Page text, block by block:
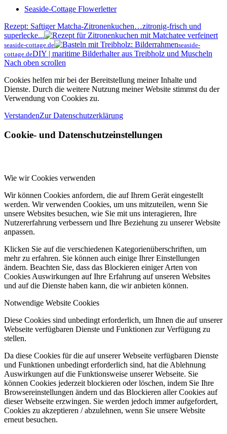
Seaside-Cottage Flowerletter
Rezept: Saftiger Matcha-Zitronenkuchen…zitronig-frisch und
superlecke...
seaside-cottage.de
seaside-
cottage.deDIY | maritime Bilderhalter aus Treibholz und Muscheln
Nach oben scrollen
Cookies helfen mir bei der Bereitstellung meiner Inhalte und
Dienste. Durch die weitere Nutzung meiner Website stimmst du der
Verwendung von Cookies zu.
VerstandenZur Datenschutzerklärung
Cookie- und Datenschutzeinstellungen
Wie wir Cookies verwenden
Wir können Cookies anfordern, die auf Ihrem Gerät eingestellt
werden. Wir verwenden Cookies, um uns mitzuteilen, wenn Sie
unsere Websites besuchen, wie Sie mit uns interagieren, Ihre
Nutzererfahrung verbessern und Ihre Beziehung zu unserer Website
anpassen.
Klicken Sie auf die verschiedenen Kategorienüberschriften, um
mehr zu erfahren. Sie können auch einige Ihrer Einstellungen
ändern. Beachten Sie, dass das Blockieren einiger Arten von
Cookies Auswirkungen auf Ihre Erfahrung auf unseren Websites
und auf die Dienste haben kann, die wir anbieten können.
Notwendige Website Cookies
Diese Cookies sind unbedingt erforderlich, um Ihnen die auf unserer
Webseite verfügbaren Dienste und Funktionen zur Verfügung zu
stellen.
Da diese Cookies für die auf unserer Webseite verfügbaren Dienste
und Funktionen unbedingt erforderlich sind, hat die Ablehnung
Auswirkungen auf die Funktionsweise unserer Webseite. Sie
können Cookies jederzeit blockieren oder löschen, indem Sie Ihre
Browsereinstellungen ändern und das Blockieren aller Cookies auf
dieser Webseite erzwingen. Sie werden jedoch immer aufgefordert,
Cookies zu akzeptieren / abzulehnen, wenn Sie unsere Website
erneut besuchen.